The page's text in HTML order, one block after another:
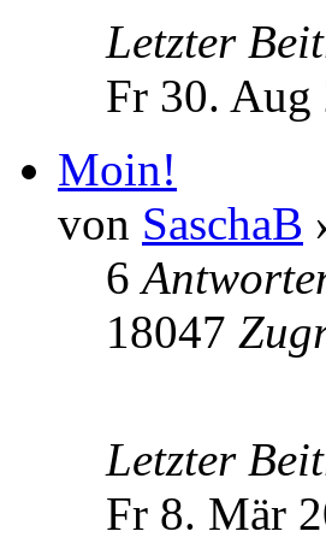
Letzter
Fr 30. Aug
Moin!
von SaschaB
6
18047
Letzter
Fr 8. Mär